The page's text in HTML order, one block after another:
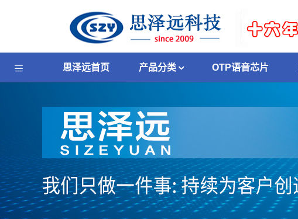
思泽远首页 产品分类 OTP语音芯片